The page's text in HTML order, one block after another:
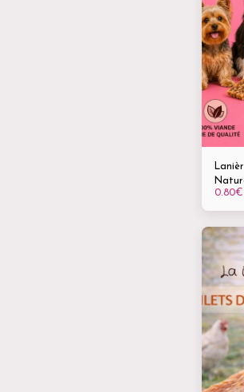
tailles
saine,
0.80€